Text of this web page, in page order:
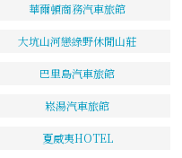
華爾頓商務汽車旅館
大坑山河戀綠野休閒山莊
巴里島汽車旅館
崧湯汽車旅館
夏威夷HOTEL